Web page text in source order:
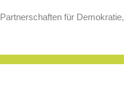
Partnerschaften für Demokratie,